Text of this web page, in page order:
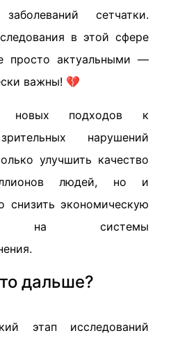
сетчатки.
в этой сфере
просто актуальными —
важны! 💔
новых подходов к
нарушений
улучшить качество
людей, но и
снизить экономическую
на системы
дальше?
этап исследований